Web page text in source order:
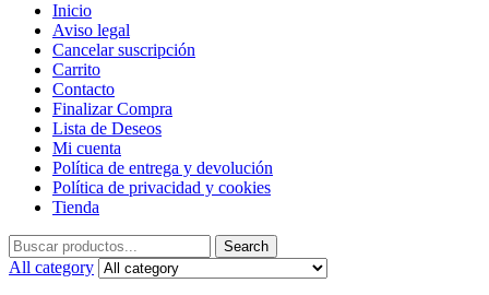
Inicio
Aviso legal
Cancelar suscripción
Carrito
Contacto
Finalizar Compra
Lista de Deseos
Mi cuenta
Política de entrega y devolución
Política de privacidad y cookies
Tienda
Search
for:
Search
All category